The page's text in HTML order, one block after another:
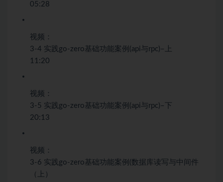
05:28
视频：
3-4 实践go-zero基础功能案例(api与rpc)–上
11:20
视频：
3-5 实践go-zero基础功能案例(api与rpc)–下
20:13
视频：
3-6 实践go-zero基础功能案例(数据库读写与中间件
（上）